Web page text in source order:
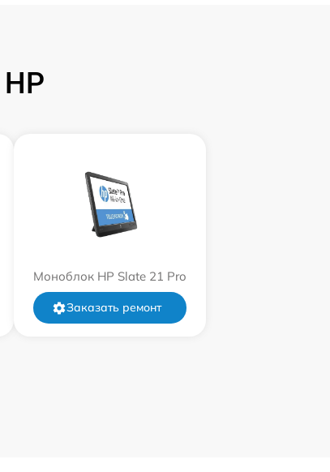
Моноблок HP Slate 21 Pro
Заказать ремонт